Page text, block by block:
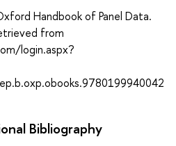
Handbook of Panel Data.
from
login.aspx?
Bibliography